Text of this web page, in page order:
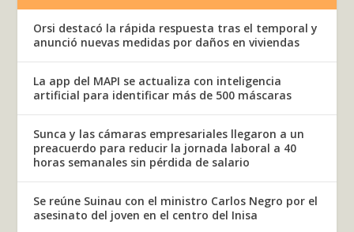
Orsi destacó la rápida respuesta tras el temporal y
anunció nuevas medidas por daños en viviendas
La app del MAPI se actualiza con inteligencia
artificial para identificar más de 500 máscaras
Sunca y las cámaras empresariales llegaron a un
preacuerdo para reducir la jornada laboral a 40
horas semanales sin pérdida de salario
Se reúne Suinau con el ministro Carlos Negro por el
asesinato del joven en el centro del Inisa